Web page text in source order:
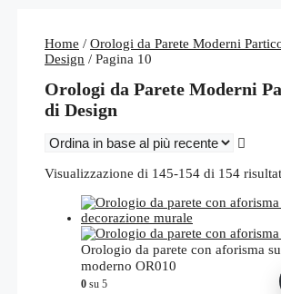
Home / Orologi da Parete Moderni
Design / Pagina 10
Orologi da Parete Moderni
di Design
Visualizzazione di 145-154 di 154
Orologio da parete con aforisma
moderno OR010
0 su 5